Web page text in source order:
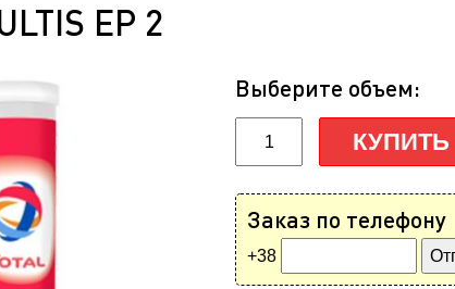
EP 2
Выберите объем:
КУПИТЬ
Заказ по телефону
+38